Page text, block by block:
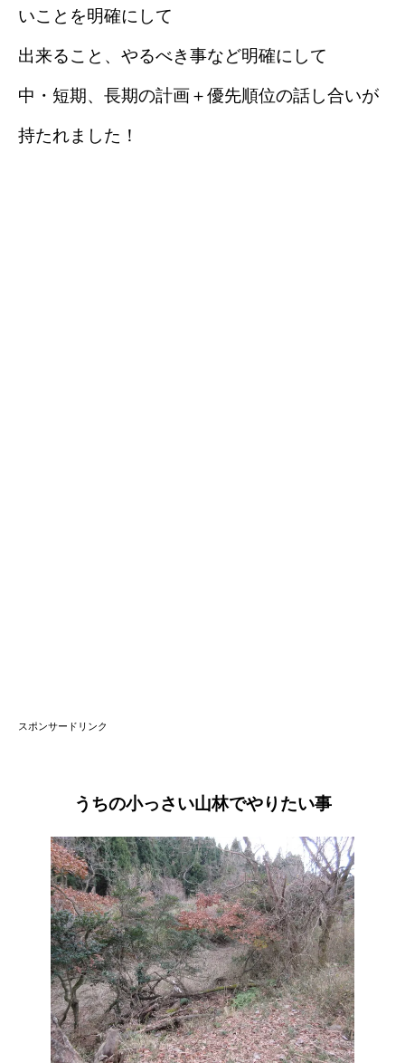
いことを明確にして
出来ること、やるべき事など明確にして
中・短期、長期の計画＋優先順位の話し合いが
持たれました！
スポンサードリンク
うちの小っさい山林でやりたい事